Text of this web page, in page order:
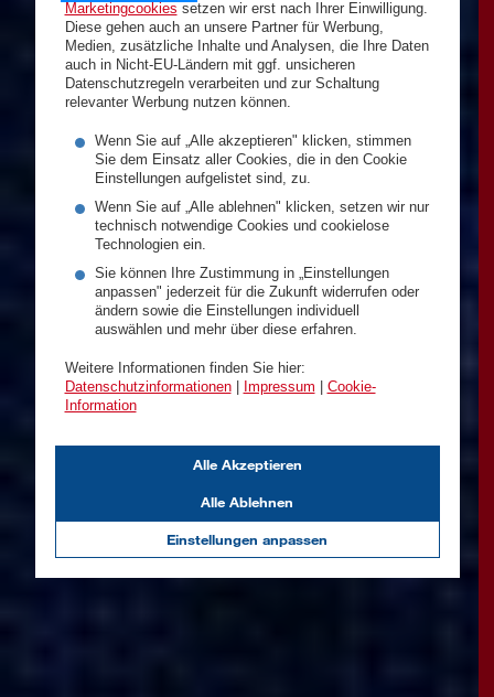
Marketingcookies setzen wir erst nach Ihrer Einwilligung.
Diese gehen auch an unsere Partner für Werbung,
Medien, zusätzliche Inhalte und Analysen, die Ihre Daten
auch in Nicht-EU-Ländern mit ggf. unsicheren
Datenschutzregeln verarbeiten und zur Schaltung
relevanter Werbung nutzen können.
Wenn Sie auf „Alle akzeptieren" klicken, stimmen
Sie dem Einsatz aller Cookies, die in den Cookie
Einstellungen aufgelistet sind, zu.
Wenn Sie auf „Alle ablehnen" klicken, setzen wir nur
technisch notwendige Cookies und cookielose
Technologien ein.
Sie können Ihre Zustimmung in „Einstellungen
anpassen" jederzeit für die Zukunft widerrufen oder
ändern sowie die Einstellungen individuell
auswählen und mehr über diese erfahren.
Weitere Informationen finden Sie hier:
Datenschutzinformationen| Impressum
Cookie-
Information
Einstellungen anpassen
Alle Ablehnen
Alle Akzeptieren